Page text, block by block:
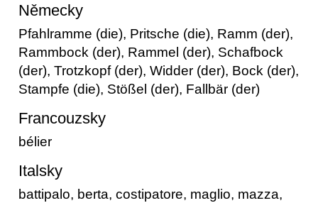
Německy
Pfahlramme (die), Pritsche (die), Ramm (der),
Rammbock (der), Rammel (der), Schafbock
(der), Trotzkopf (der), Widder (der), Bock (der),
Stampfe (die), Stößel (der), Fallbär (der)
Francouzsky
bélier
Italsky
battipalo, berta, costipatore, maglio, mazza,